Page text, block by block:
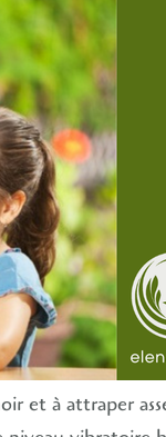
et à attraper